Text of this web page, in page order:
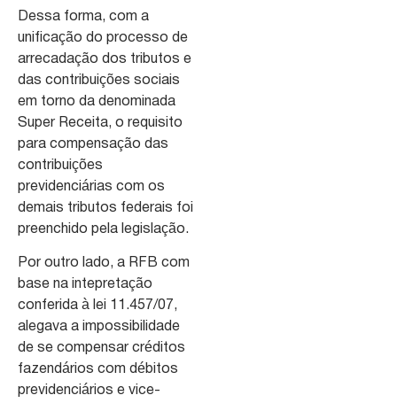
Dessa forma, com a
unificação do processo de
arrecadação dos tributos e
das contribuições sociais
em torno da denominada
Super Receita, o requisito
para compensação das
contribuições
previdenciárias com os
demais tributos federais foi
preenchido pela legislação.
Por outro lado, a RFB com
base na intepretação
conferida à lei 11.457/07,
alegava a impossibilidade
de se compensar créditos
fazendários com débitos
previdenciários e vice-